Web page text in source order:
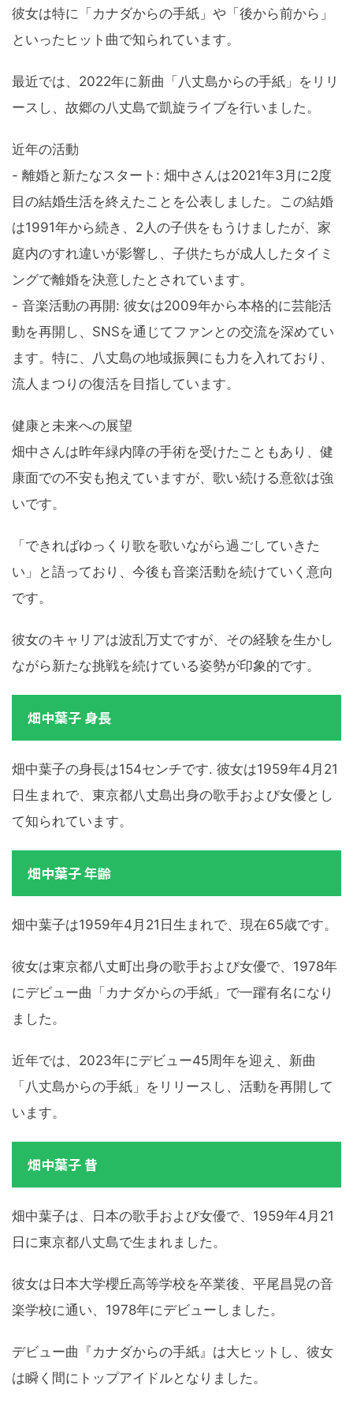
彼女は特に「カナダからの手紙」や「後から前から」
といったヒット曲で知られています。
最近では、2022年に新曲「八丈島からの手紙」をリリ
ースし、故郷の八丈島で凱旋ライブを行いました。
近年の活動
- 離婚と新たなスタート: 畑中さんは2021年3月に2度
目の結婚生活を終えたことを公表しました。この結婚
は1991年から続き、2人の子供をもうけましたが、家
庭内のすれ違いが影響し、子供たちが成人したタイミ
ングで離婚を決意したとされています。
- 音楽活動の再開: 彼女は2009年から本格的に芸能活
動を再開し、SNSを通じてファンとの交流を深めてい
ます。特に、八丈島の地域振興にも力を入れており、
流人まつりの復活を目指しています。
健康と未来への展望
畑中さんは昨年緑内障の手術を受けたこともあり、健
康面での不安も抱えていますが、歌い続ける意欲は強
いです。
「できればゆっくり歌を歌いながら過ごしていきた
い」と語っており、今後も音楽活動を続けていく意向
です。
彼女のキャリアは波乱万丈ですが、その経験を生かし
ながら新たな挑戦を続けている姿勢が印象的です。
畑中葉子 身長
畑中葉子の身長は154センチです. 彼女は1959年4月21
日生まれで、東京都八丈島出身の歌手および女優とし
て知られています。
畑中葉子 年齢
畑中葉子は1959年4月21日生まれで、現在65歳です。
彼女は東京都八丈町出身の歌手および女優で、1978年
にデビュー曲「カナダからの手紙」で一躍有名になり
ました。
近年では、2023年にデビュー45周年を迎え、新曲
「八丈島からの手紙」をリリースし、活動を再開して
います。
畑中葉子 昔
畑中葉子は、日本の歌手および女優で、1959年4月21
日に東京都八丈島で生まれました。
彼女は日本大学櫻丘高等学校を卒業後、平尾昌晃の音
楽学校に通い、1978年にデビューしました。
デビュー曲『カナダからの手紙』は大ヒットし、彼女
は瞬く間にトップアイドルとなりました。